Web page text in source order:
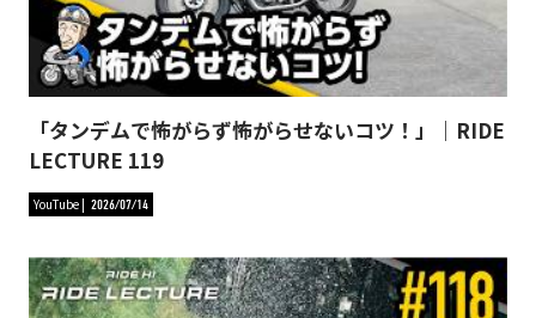
「タンデムで怖がらず怖がらせないコツ！」｜RIDE
LECTURE 119
YouTube 2026/07/14